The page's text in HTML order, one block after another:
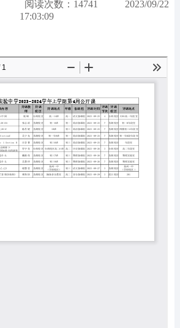
阅读次数：14741
2023/09/22
17:03:09